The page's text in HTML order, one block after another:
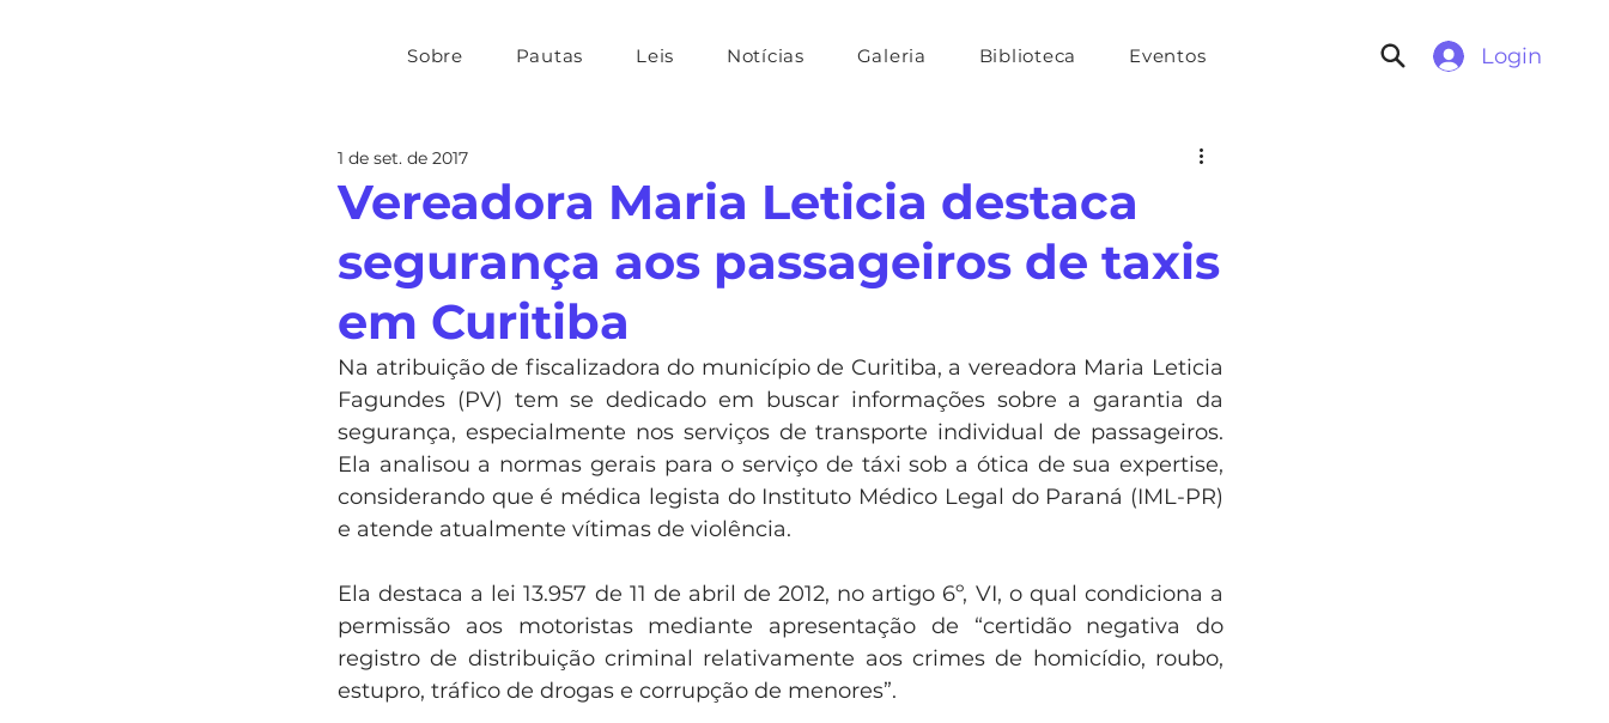
Sobre Pautas Leis Notícias Galeria Biblioteca Eventos Login
Vereadora Maria Leticia destaca
segurança aos passageiros de taxis
em Curitiba
1 de set. de 2017
Na atribuição de fiscalizadora do município de Curitiba, a vereadora Maria Leticia
Fagundes (PV) tem se dedicado em buscar informações sobre a garantia da
segurança, especialmente nos serviços de transporte individual de passageiros.
Ela analisou a normas gerais para o serviço de táxi sob a ótica de sua expertise,
considerando que é médica legista do Instituto Médico Legal do Paraná (IML-PR)
e atende atualmente vítimas de violência.
Ela destaca a lei 13.957 de 11 de abril de 2012, no artigo 6º, VI, o qual condiciona a
permissão aos motoristas mediante apresentação de “certidão negativa do
registro de distribuição criminal relativamente aos crimes de homicídio, roubo,
estupro, tráfico de drogas e corrupção de menores”.